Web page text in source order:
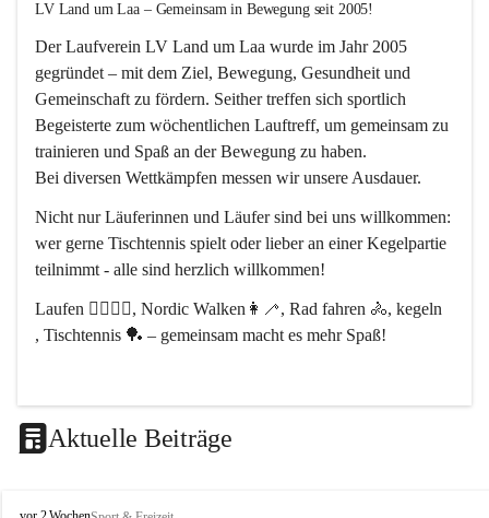
LV Land um Laa – Gemeinsam in Bewegung seit 2005!
Der Laufverein LV Land um Laa wurde im Jahr 2005
gegründet – mit dem Ziel, Bewegung, Gesundheit und
Gemeinschaft zu fördern. Seither treffen sich sportlich
Begeisterte zum wöchentlichen Lauftreff, um gemeinsam zu
trainieren und Spaß an der Bewegung zu haben.
Bei diversen Wettkämpfen messen wir unsere Ausdauer.
Nicht nur Läuferinnen und Läufer sind bei uns willkommen:
wer gerne Tischtennis spielt oder lieber an einer Kegelpartie
teilnimmt - alle sind herzlich willkommen!
Laufen 🏃‍♂️🏃‍♀️, Nordic Walken👩‍🦯, Rad fahren 🚴, kegeln
, Tischtennis 🏓 – gemeinsam macht es mehr Spaß!
Aktuelle Beiträge